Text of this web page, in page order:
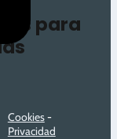
para
Cookies-
Privacidad